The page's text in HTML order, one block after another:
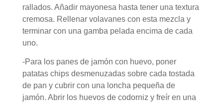
rallados. Añadir mayonesa hasta tener una textura
cremosa. Rellenar volavanes con esta mezcla y
terminar con una gamba pelada encima de cada
uno.
-Para los panes de jamón con huevo, poner
patatas chips desmenuzadas sobre cada tostada
de pan y cubrir con una loncha pequeña de
jamón. Abrir los huevos de codorniz y freír en una